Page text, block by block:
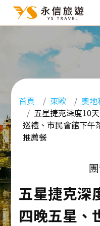
首頁 東歐
奧地
五星捷克深度10
巡禮、市民會館下午
推薦餐
五星捷克深
四晚五星、